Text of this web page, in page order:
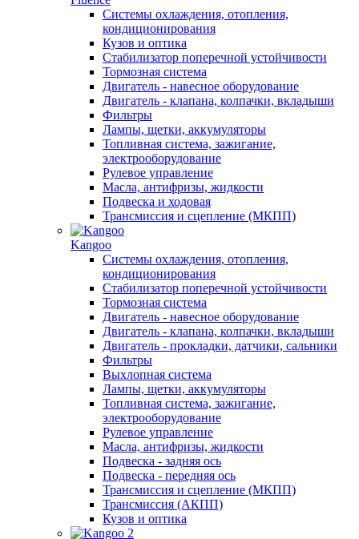
Системы охлаждения, отопления,
кондиционирования
Кузов и оптика
Стабилизатор поперечной устойчивости
Тормозная система
Двигатель - навесное оборудование
Двигатель - клапана, колпачки, вкладыши
Фильтры
Лампы, щетки, аккумуляторы
Топливная система, зажигание,
электрооборудование
Рулевое управление
Масла, антифризы, жидкости
Подвеска и ходовая
Трансмиссия и сцепление (МКПП)
Kangoo
Системы охлаждения, отопления,
кондиционирования
Стабилизатор поперечной устойчивости
Тормозная система
Двигатель - навесное оборудование
Двигатель - клапана, колпачки, вкладыши
Двигатель - прокладки, датчики, сальники
Фильтры
Выхлопная система
Лампы, щетки, аккумуляторы
Топливная система, зажигание,
электрооборудование
Рулевое управление
Масла, антифризы, жидкости
Подвеска - задняя ось
Подвеска - передняя ось
Трансмиссия и сцепление (МКПП)
Трансмиссия (АКПП)
Кузов и оптика